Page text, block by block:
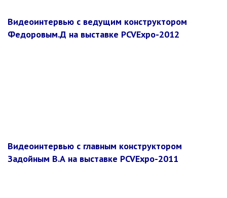
Видеоинтервью с ведущим конструктором
Федоровым.Д на выставке PCVExpo-2012
Видеоинтервью с главным конструктором
Задойным В.А на выставке PCVExpo-2011